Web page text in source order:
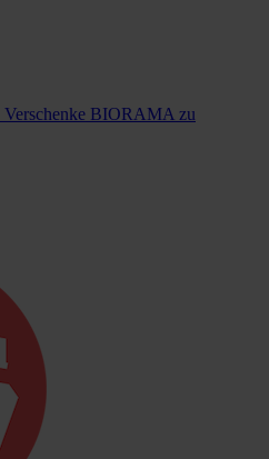
Verschenke BIORAMA zu